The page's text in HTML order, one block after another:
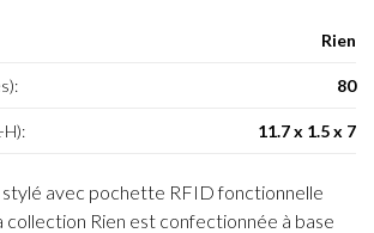
Rien
80
H): 11.7 x 1.5 x 7
avec pochette RFID fonctionnelle
collection Rien est confectionnée à base